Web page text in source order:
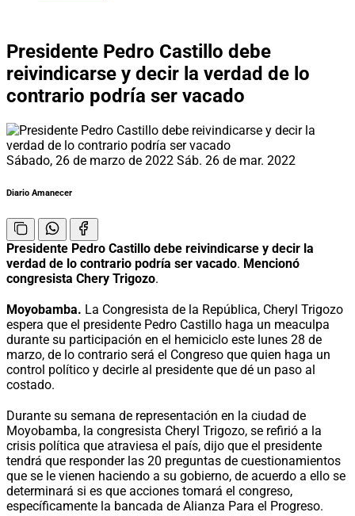
Presidente Pedro Castillo debe
reivindicarse y decir la verdad de lo
contrario podría ser vacado
Sábado, 26 de marzo de 2022 Sáb. 26 de mar. 2022
Diario Amanecer
Presidente Pedro Castillo debe reivindicarse y decir la
verdad de lo contrario podría ser vacado. Mencionó
congresista Chery Trigozo.
Moyobamba. La Congresista de la República, Cheryl Trigozo
espera que el presidente Pedro Castillo haga un meaculpa
durante su participación en el hemiciclo este lunes 28 de
marzo, de lo contrario será el Congreso que quien haga un
control político y decirle al presidente que dé un paso al
costado.
Durante su semana de representación en la ciudad de
Moyobamba, la congresista Cheryl Trigozo, se refirió a la
crisis política que atraviesa el país, dijo que el presidente
tendrá que responder las 20 preguntas de cuestionamientos
que se le vienen haciendo a su gobierno, de acuerdo a ello se
determinará si es que acciones tomará el congreso,
específicamente la bancada de Alianza Para el Progreso.